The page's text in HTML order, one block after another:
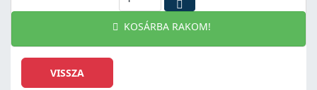
KOSÁRBA RAKOM!